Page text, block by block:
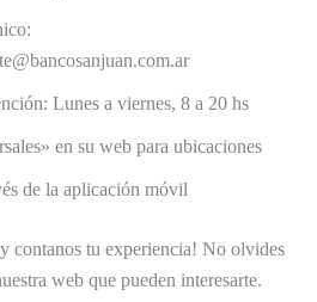
Lunes a viernes, 8 a 20 hs
en su web para ubicaciones
de la aplicación móvil
contanos tu experiencia! No olvides
web que pueden interesarte.